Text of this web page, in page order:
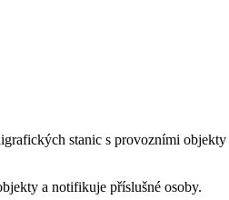
stanic s provozními
a notifikuje příslušné osoby.